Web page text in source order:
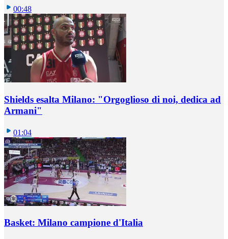
00:48
Shields esalta Milano: "Orgoglioso di noi, dedica ad
Armani"
01:04
Basket: Milano campione d'Italia